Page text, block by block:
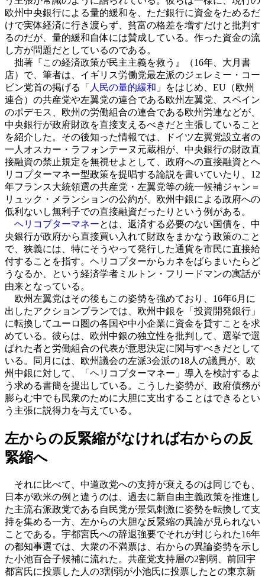
欧州中央銀行による量的緩和を、ただ銀行に資金をためるだ
けで実体経済に行き渡らず、貧富の格差を増すだけと批判す
るのだが、量的緩和自体には賛成している。作った資金の流
し方が問題だとしているのである。
拙著『この経済政策が民主主義を救う』（16年、大月書
店）で、筆者は、イギリス労働党最左派のジェレミー・コー
ビン党首の掲げる「 人民の量的緩和 」をはじめ、EU（欧州
連合）の共産党や左翼党の連合である欧州左翼党、スペイン
のポデモス、欧州の労働組合の連合である欧州労連などが、
中央銀行が政府財政を直接支えるべきだと主張していること
を紹介した。その後知った情報では、ドイツ左翼党設立者の
一人オスカー・ラフォンテーヌ元蔵相が、中央銀行の財政直
接融資の禁止規定を無視せよとして、政府への直接融資とヘ
リコプターマネー型政策を提唱する論説を書いていたり、12
年フランス大統領選の共産党・左翼党等の統一候補ジャン＝
リュック・メランションの公約が、欧州中銀による政府への
低利ないし無利子での直接融資だったりという例がある。
ヘリコプターマネーとは、返済する必要のない国債を、中
央銀行が政府から直接買い入れて財政をまかなう政策のこと
で、狭義には、特にそうやって発行した通貨を市民に直接給
付することを指す。ヘリコプターからカネをばらまいたらど
うなるか、という経済学者ミルトン・フリードマンの寓話が
由来となっている。
欧州左翼党はその後もこの姿勢を強めており、16年6月に
出したアクションプランでは、欧州中銀を「投資開発銀行」
に転換してユーロ圏の各国や中小企業に資金を貸すことを求
めている。彼らは、欧州中銀の独立性を批判して、選挙で選
ばれた者と労働組合の代表が意思決定に関与すべきだとして
いる。同月には、欧州議会の左派3会派の18人の議員が、欧
州中銀に対して、「ヘリコプターマネー」導入を検討するよ
う求める書簡を提出している。こうした姿勢が、政府債務が
膨らむ中でも民衆のために大胆に支出することはできるとい
う主張に説得力を与えている。
左からの反緊縮がなければ右からの反
緊縮へ
それに比べて、中道政党への支持が衰えるのは同じでも、
日本が欧米の例と違うのは、過去に新自由主義政策を推進し
た主流右派政党である自民党が景気刺激に姿勢を転換して支
持を集める一方、左からの大胆な反緊縮の異論が見られない
ことである。宇都宮氏への辞退強要でそれが封じられた16年
の都知事選では、大衆の不満票は、右からの異論姿勢を示し
た小池百合子候補に流れた。共産党支持層の2割弱、前回宇
都宮氏に投票した人の3割弱が小池氏に投票したとの東京新